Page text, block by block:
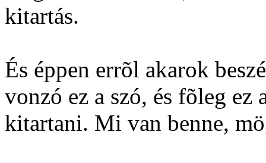
kitartás.
És éppen errõl akarok
vonzó ez a szó, és fõleg
kitartani. Mi van benne,